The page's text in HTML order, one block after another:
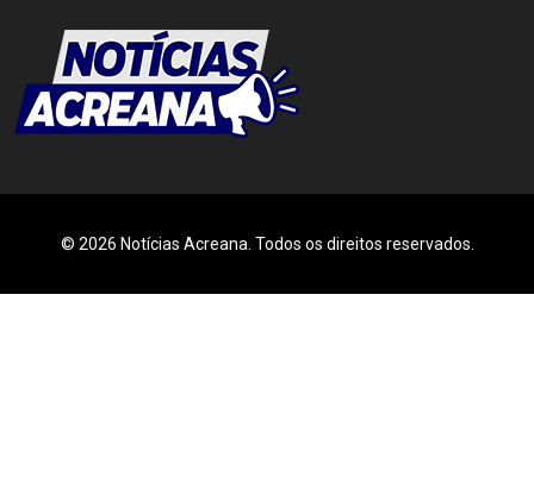
© 2026 Notícias Acreana. Todos os direitos reservados.